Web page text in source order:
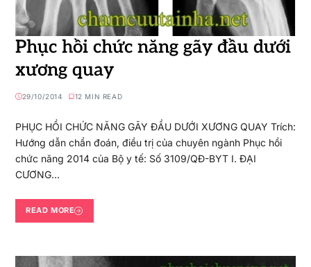
Phục hồi chức năng gãy đầu dưới
xương quay
29/10/2014 12 MIN READ
PHỤC HỒI CHỨC NĂNG GÃY ĐẦU DƯỚI XƯƠNG QUAY Trích:
Hướng dẫn chẩn đoán, điều trị của chuyên ngành Phục hồi
chức năng 2014 của Bộ y tế: Số 3109/QĐ-BYT I. ĐẠI
CƯƠNG…
READ MORE